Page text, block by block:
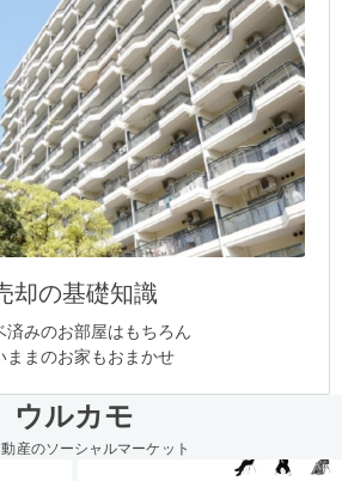
却の基礎知識
済みのお部屋はもちろん
ままのお家もおまかせ
ウルカモ
産のソーシャルマーケット